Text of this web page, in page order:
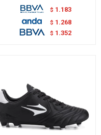
$ 1.183
$ 1.268
$ 1.352